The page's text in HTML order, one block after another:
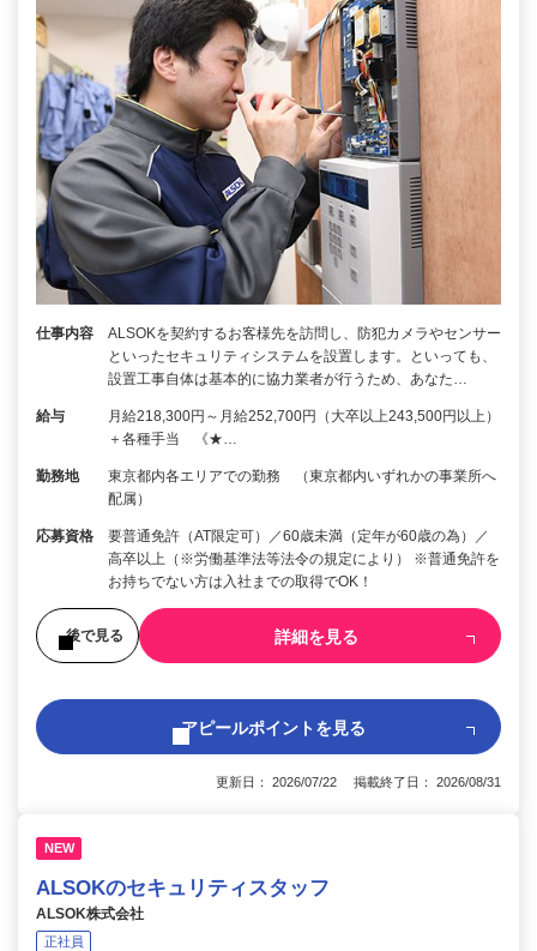
仕事内容
ALSOKを契約するお客様先を訪問し、防犯カメラやセンサー
といったセキュリティシステムを設置します。といっても、
設置工事自体は基本的に協力業者が行うため、あなた…
給与
月給218,300円～月給252,700円（大卒以上243,500円以上）
＋各種手当 《★…
勤務地
東京都内各エリアでの勤務 （東京都内いずれかの事業所へ
配属）
応募資格
要普通免許（AT限定可）／60歳未満（定年が60歳の為）／
高卒以上（※労働基準法等法令の規定により） ※普通免許を
お持ちでない方は入社までの取得でOK！
後で見る 詳細を見る
アピールポイントを見る
更新日： 2026/07/22 掲載終了日： 2026/08/31
NEW
ALSOKのセキュリティスタッフ
ALSOK株式会社
正社員